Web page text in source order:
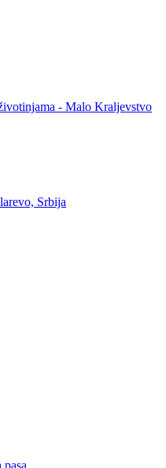
Srbija
pasa